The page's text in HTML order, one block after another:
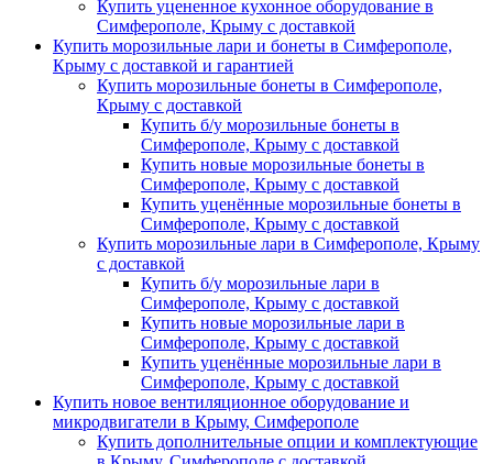
Купить уцененное кухонное оборудование в
Симферополе, Крыму с доставкой
Купить морозильные лари и бонеты в Симферополе,
Крыму с доставкой и гарантией
Купить морозильные бонеты в Симферополе,
Крыму с доставкой
Купить б/у морозильные бонеты в
Симферополе, Крыму с доставкой
Купить новые морозильные бонеты в
Симферополе, Крыму с доставкой
Купить уценённые морозильные бонеты в
Симферополе, Крыму с доставкой
Купить морозильные лари в Симферополе, Крыму
с доставкой
Купить б/у морозильные лари в
Симферополе, Крыму с доставкой
Купить новые морозильные лари в
Симферополе, Крыму с доставкой
Купить уценённые морозильные лари в
Симферополе, Крыму с доставкой
Купить новое вентиляционное оборудование и
микродвигатели в Крыму, Симферополе
Купить дополнительные опции и комплектующие